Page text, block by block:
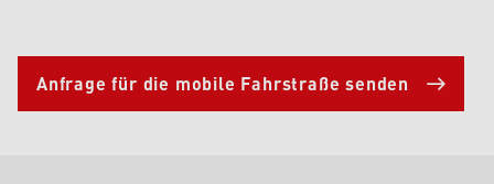
Anfrage für die mobile Fahrstraße senden